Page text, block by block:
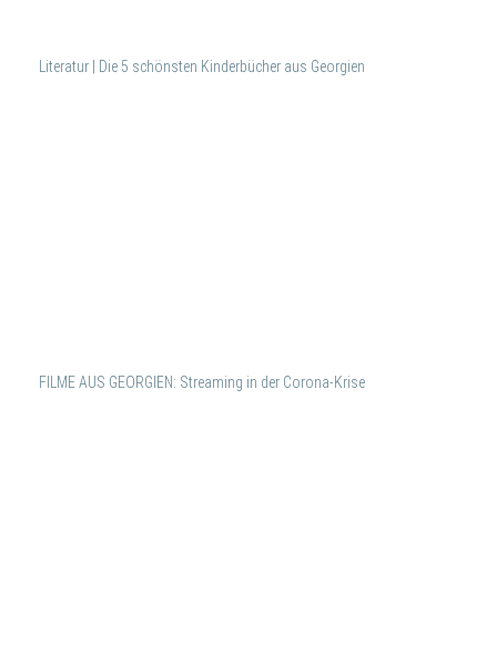
Literatur | Die 5 schönsten Kinderbücher aus Georgien
FILME AUS GEORGIEN: Streaming in der Corona-Krise